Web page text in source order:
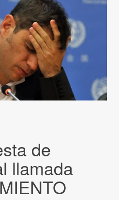
de
llamada